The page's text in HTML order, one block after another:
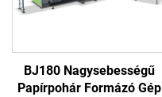
BJ180 Nagysebességű
Papírpohár Formázó Gép